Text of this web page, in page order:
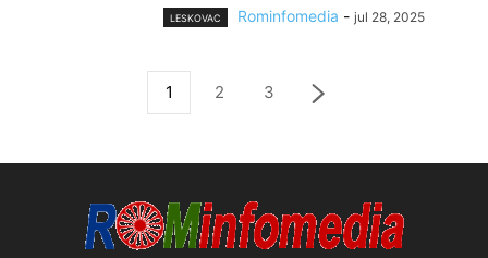
LESKOVAC Rominfomedia - jul 28, 2025
1 2 3